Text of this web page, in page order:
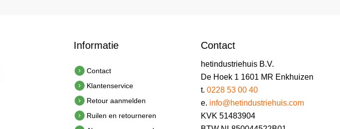
Informatie
Contact
Klantenservice
Retour aanmelden
Ruilen en retourneren
Contact
hetindustriehuis B.V.
De Hoek 1 1601 MR Enkhuizen
t. 0228 53 00 40
e. info@hetindustriehuis.com
KVK 51483904